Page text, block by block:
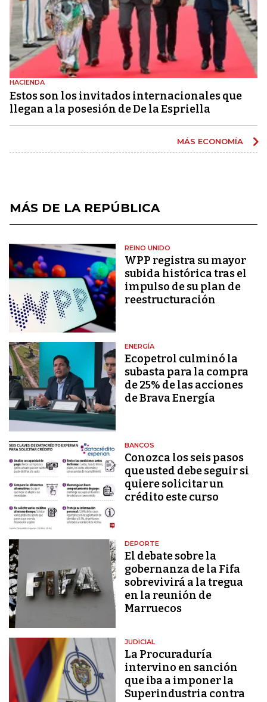
HACIENDA
Estos son los invitados internacionales que
llegan a la posesión de De la Espriella
MÁS ECONOMÍA
MÁS DE LA REPÚBLICA
REINO UNIDO
WPP registra su mayor
subida histórica tras el
impulso de su plan de
reestructuración
ENERGÍA
Ecopetrol culminó la
subasta para la compra
de 25% de las acciones
de Brava Energía
BANCOS
Conozca los seis pasos
que usted debe seguir si
quiere solicitar un
crédito este curso
DEPORTE
El debate sobre la
gobernanza de la Fifa
sobrevivirá a la tregua
en la reunión de
Marruecos
JUDICIAL
La Procuraduría
intervino en sanción
que iba a imponer la
Superindustria contra